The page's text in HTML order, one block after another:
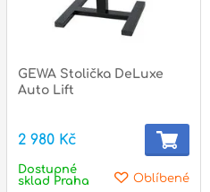
GEWA Stolička DeLuxe
Auto Lift
2 980 Kč
Oblíbené
Dostupné
sklad Praha